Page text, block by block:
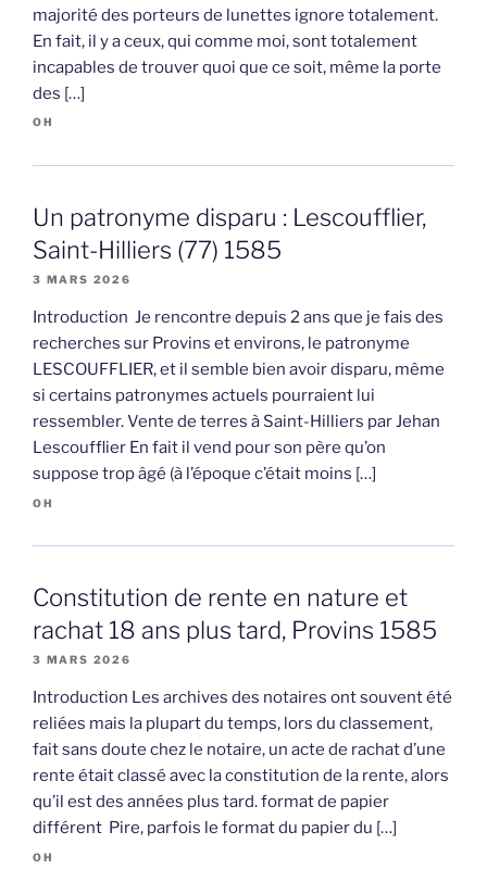
majorité des porteurs de lunettes ignore totalement.
En fait, il y a ceux, qui comme moi, sont totalement
incapables de trouver quoi que ce soit, même la porte
des […]
OH
Un patronyme disparu : Lescoufflier,
Saint-Hilliers (77) 1585
3 MARS 2026
Introduction Je rencontre depuis 2 ans que je fais des
recherches sur Provins et environs, le patronyme
LESCOUFFLIER, et il semble bien avoir disparu, même
si certains patronymes actuels pourraient lui
ressembler. Vente de terres à Saint-Hilliers par Jehan
Lescoufflier En fait il vend pour son père qu’on
suppose trop âgé (à l’époque c’était moins […]
OH
Constitution de rente en nature et
rachat 18 ans plus tard, Provins 1585
3 MARS 2026
Introduction Les archives des notaires ont souvent été
reliées mais la plupart du temps, lors du classement,
fait sans doute chez le notaire, un acte de rachat d’une
rente était classé avec la constitution de la rente, alors
qu’il est des années plus tard. format de papier
différent Pire, parfois le format du papier du […]
OH